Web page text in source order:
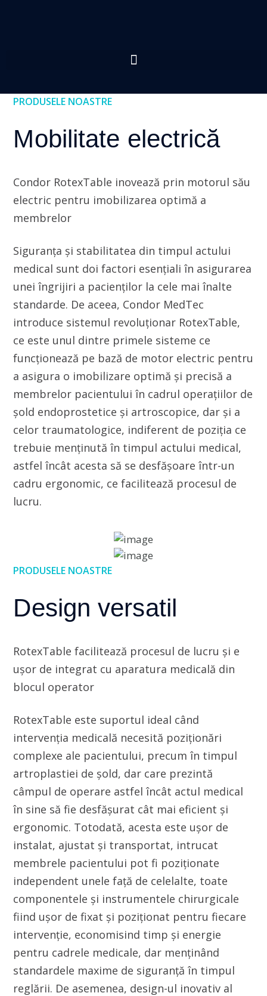
PRODUSELE NOASTRE
Mobilitate electrică
Condor RotexTable inovează prin motorul său
electric pentru imobilizarea optimă a
membrelor
Siguranța și stabilitatea din timpul actului
medical sunt doi factori esențiali în asigurarea
unei îngrijiri a pacienților la cele mai înalte
standarde. De aceea, Condor MedTec
introduce sistemul revoluționar RotexTable,
ce este unul dintre primele sisteme ce
funcționează pe bază de motor electric pentru
a asigura o imobilizare optimă și precisă a
membrelor pacientului în cadrul operațiilor de
șold endoprostetice și artroscopice, dar și a
celor traumatologice, indiferent de poziția ce
trebuie menținută în timpul actului medical,
astfel încât acesta să se desfășoare într-un
cadru ergonomic, ce facilitează procesul de
lucru.
PRODUSELE NOASTRE
Design versatil
RotexTable facilitează procesul de lucru și e
ușor de integrat cu aparatura medicală din
blocul operator
RotexTable este suportul ideal când
intervenția medicală necesită poziționări
complexe ale pacientului, precum în timpul
artroplastiei de șold, dar care prezintă
câmpul de operare astfel încât actul medical
în sine să fie desfășurat cât mai eficient și
ergonomic. Totodată, acesta este ușor de
instalat, ajustat și transportat, intrucat
membrele pacientului pot fi poziționate
independent unele față de celelalte, toate
componentele și instrumentele chirurgicale
fiind ușor de fixat și poziționat pentru fiecare
intervenție, economisind timp și energie
pentru cadrele medicale, dar menținând
standardele maxime de siguranță în timpul
reglării. De asemenea, design-ul inovativ al